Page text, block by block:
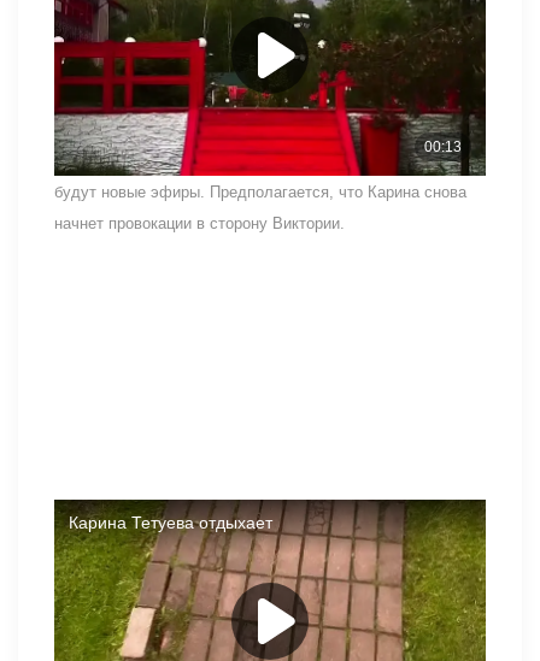
Видео от Карины, на котором она отдыхает за городом и
наслаждается напитком, в то время как Салибековы
увозят вещи с проекта. Девушка не делает никаких
заявлений о произошедшем, и через несколько дней
будут новые эфиры. Предполагается, что Карина снова
начнет провокации в сторону Виктории.
Некоторые поклонники реалити-шоу поддерживают
беременную Викторию, известную своим вспыльчивым
характером. Карине выдвинули претензии за конфликты с
Дарьей Обириной, бросание в нее банок с огурцами,
вынуждение Даши до слез и травлю беззащитной